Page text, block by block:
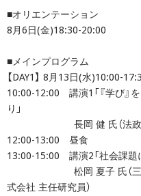
■オリエンテーション
8月6日(金)18:30-20:00
■メインプログラム
【DAY1】 8月13日(水)10:00-
10:00-12:00 講演1「『学び』
り」
長岡 健 氏（法政大学
12:00-13:00 昼食
13:00-15:00 講演2「社会課題
松岡 夏子 氏（三菱UFJ
式会社 主任研究員）